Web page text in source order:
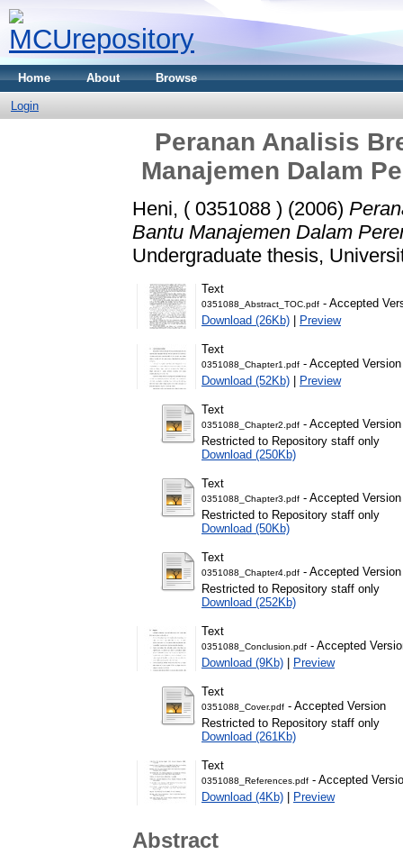
Home About Browse
Login
Peranan Analisis
Manajemen Dalam
Heni, ( 0351088 ) (2006)
Bantu Manajemen Dalam
Undergraduate thesis,
Text
0351088_Abstract_TOC.pdf - Accepted
Download (26Kb) | Preview
Text
0351088_Chapter1.pdf - Accepted Version
Download (52Kb) | Preview
Text
0351088_Chapter2.pdf - Accepted Version
Restricted to Repository staff only
Download (250Kb)
Text
0351088_Chapter3.pdf - Accepted Version
Restricted to Repository staff only
Download (50Kb)
Text
0351088_Chapter4.pdf - Accepted Version
Restricted to Repository staff only
Download (252Kb)
Text
0351088_Conclusion.pdf - Accepted
Download (9Kb) | Preview
Text
0351088_Cover.pdf - Accepted Version
Restricted to Repository staff only
Download (261Kb)
Text
0351088_References.pdf - Accepted
Download (4Kb) | Preview
Abstract